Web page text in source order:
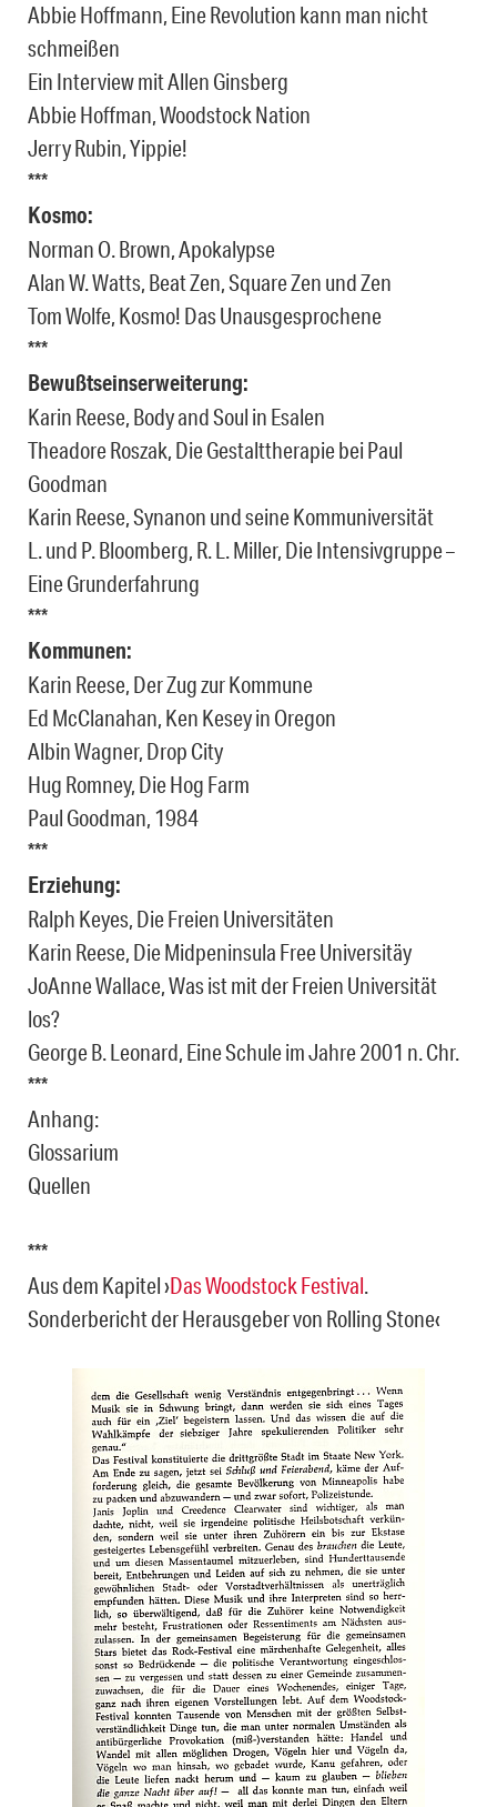
Abbie Hoffmann, Eine Revolution kann man nicht
schmeißen
Ein Interview mit Allen Ginsberg
Abbie Hoffman, Woodstock Nation
Jerry Rubin, Yippie!
***
Kosmo:
Norman O. Brown, Apokalypse
Alan W. Watts, Beat Zen, Square Zen und Zen
Tom Wolfe, Kosmo! Das Unausgesprochene
***
Bewußtseinserweiterung:
Karin Reese, Body and Soul in Esalen
Theadore Roszak, Die Gestalttherapie bei Paul
Goodman
Karin Reese, Synanon und seine Kommuniversität
L. und P. Bloomberg, R. L. Miller, Die Intensivgruppe –
Eine Grunderfahrung
***
Kommunen:
Karin Reese, Der Zug zur Kommune
Ed McClanahan, Ken Kesey in Oregon
Albin Wagner, Drop City
Hug Romney, Die Hog Farm
Paul Goodman, 1984
***
Erziehung:
Ralph Keyes, Die Freien Universitäten
Karin Reese, Die Midpeninsula Free Universitäy
JoAnne Wallace, Was ist mit der Freien Universität
los?
George B. Leonard, Eine Schule im Jahre 2001 n. Chr.
***
Anhang:
Glossarium
Quellen
***
Aus dem Kapitel ›Das Woodstock Festival.
Sonderbericht der Herausgeber von Rolling Stone‹